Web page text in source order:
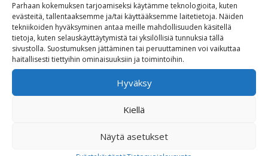
Parhaan kokemuksen tarjoamiseksi käytämme teknologioita, kuten
evästeitä, tallentaaksemme ja/tai käyttääksemme laitetietoja. Näiden
tekniikoiden hyväksyminen antaa meille mahdollisuuden käsitellä
tietoja, kuten selauskäyttäytymistä tai yksilöllisiä tunnuksia tällä
sivustolla. Suostumuksen jättäminen tai peruuttaminen voi vaikuttaa
haitallisesti tiettyihin ominaisuuksiin ja toimintoihin.
Hyväksy
Kiellä
Näytä asetukset
SW-Motech Tangonkoroke
kork. 20mm BMW F650GS